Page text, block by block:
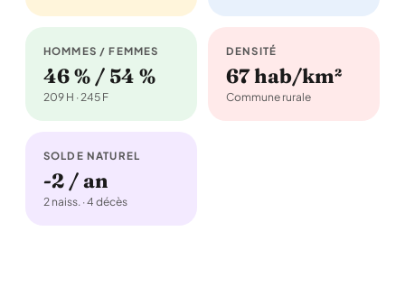
HOMMES / FEMMES
46 % / 54 %
209 H · 245 F
DENSITÉ
67 hab/km²
Commune rurale
SOLDE NATUREL
-2 / an
2 naiss. · 4 décès